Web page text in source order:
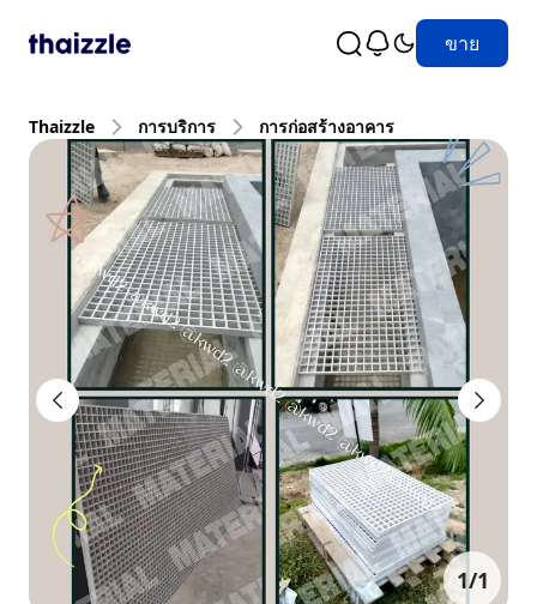
ขาย
Thaizzle การบริการ การก่อสร้างอาคาร
1/1